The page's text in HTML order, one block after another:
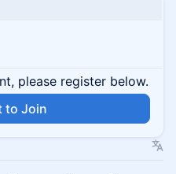
please register below.
to Join